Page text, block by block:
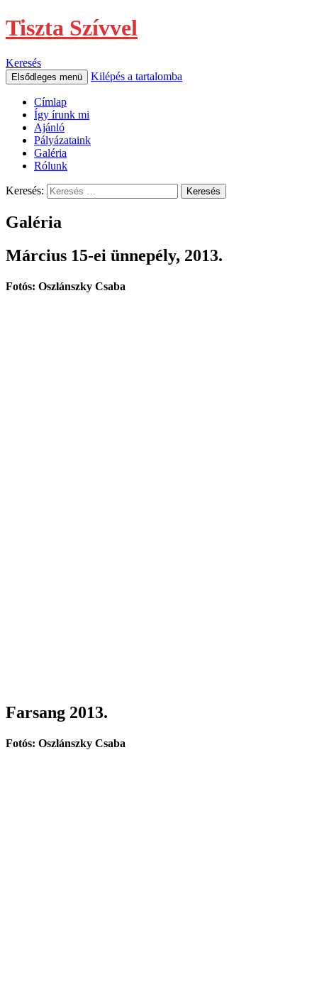
Tiszta Szívvel
Keresés
Elsődleges menü Kilépés a tartalomba
Címlap
Így írunk mi
Ajánló
Pályázataink
Galéria
Rólunk
Keresés:
Galéria
Március 15-ei ünnepély, 2013.
Fotós: Oszlánszky Csaba
Farsang 2013.
Fotós: Oszlánszky Csaba